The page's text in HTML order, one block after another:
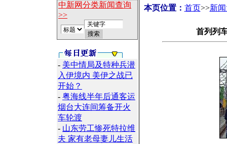
中新网分类新闻查询
>>
- 美中情局及特种兵潜
入伊境内 美伊之战已
开始？
- 粤海线半年后通客运
烟台大连间筹备开火
车轮渡
- 山东劳工惨死特拉维
夫 家有老母妻儿生活
本页位置： 首页>>新
首列列